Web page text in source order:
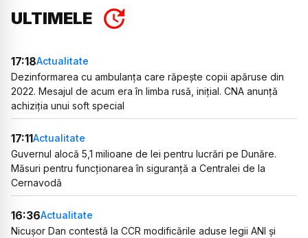
ULTIMELE
17:18Actualitate
Dezinformarea cu ambulanța care răpește copii apăruse din
2022. Mesajul de acum era în limba rusă, inițial. CNA anunță
achiziția unui soft special
17:11Actualitate
Guvernul alocă 5,1 milioane de lei pentru lucrări pe Dunăre.
Măsuri pentru funcționarea în siguranță a Centralei de la
Cernavodă
16:36Actualitate
Nicușor Dan contestă la CCR modificările aduse legii ANI și